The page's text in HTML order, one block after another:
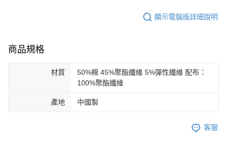
顯示電腦版詳細說明
商品規格
材質
50%棉 45%聚酯纖維 5%彈性纖維 配布：
100%聚酯纖維
產地 中國製
客服